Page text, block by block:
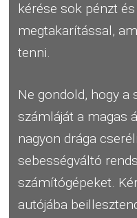
kérése sok pénzt
megtakarítással,
tenni.
Ne gondold, hogy a
számláját a magas
nagyon drága
sebességváltó
számítógépeket.
autójába